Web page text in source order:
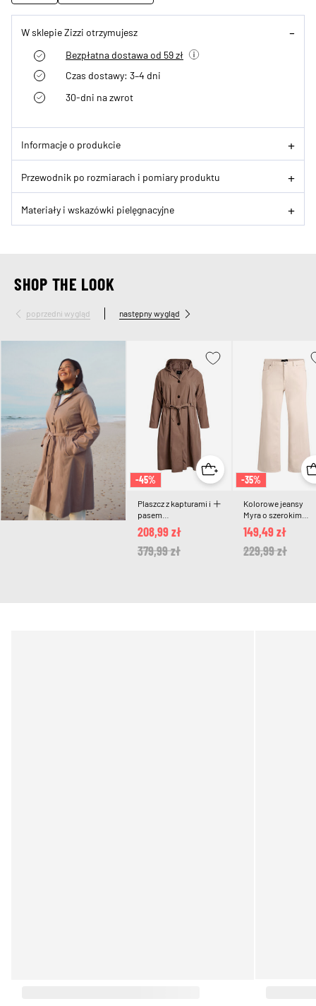
W sklepie Zizzi otrzymujesz
Bezpłatna dostawa od 59 zł
Czas dostawy: 3–4 dni
30-dni na zwrot
Informacje o produkcie
Przewodnik po rozmiarach i pomiary produktu
Materiały i wskazówki pielęgnacyjne
SHOP THE LOOK
poprzedni wygląd następny wygląd
-45%
Plaszcz z kapturami i
pasem
zawiazywanym na
kokarde
Price reduced from
379,99 zł
208,99 zł
-35%
Kolorowe jeansy
Myra o szerokim
kroju i wysokim
stanie
Price reduced
229,99 złto
149,49 zł